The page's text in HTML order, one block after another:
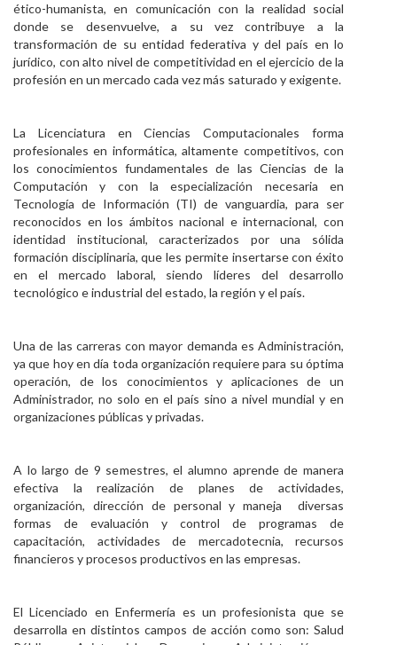
ético-humanista, en comunicación con la realidad social
donde se desenvuelve, a su vez contribuye a la
transformación de su entidad federativa y del país en lo
jurídico, con alto nivel de competitividad en el ejercicio de la
profesión en un mercado cada vez más saturado y exigente.
La Licenciatura en Ciencias Computacionales forma
profesionales en informática, altamente competitivos, con
los conocimientos fundamentales de las Ciencias de la
Computación y con la especialización necesaria en
Tecnología de Información (TI) de vanguardia, para ser
reconocidos en los ámbitos nacional e internacional, con
identidad institucional, caracterizados por una sólida
formación disciplinaria, que les permite insertarse con éxito
en el mercado laboral, siendo líderes del desarrollo
tecnológico e industrial del estado, la región y el país.
Una de las carreras con mayor demanda es Administración,
ya que hoy en día toda organización requiere para su óptima
operación, de los conocimientos y aplicaciones de un
Administrador, no solo en el país sino a nivel mundial y en
organizaciones públicas y privadas.
A lo largo de 9 semestres, el alumno aprende de manera
efectiva la realización de planes de actividades,
organización, dirección de personal y maneja diversas
formas de evaluación y control de programas de
capacitación, actividades de mercadotecnia, recursos
financieros y procesos productivos en las empresas.
El Licenciado en Enfermería es un profesionista que se
desarrolla en distintos campos de acción como son: Salud